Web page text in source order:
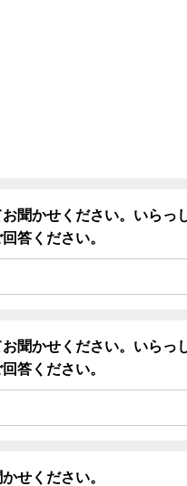
聞かせください。いらっ
答ください。
聞かせください。いらっ
答ください。
せください。